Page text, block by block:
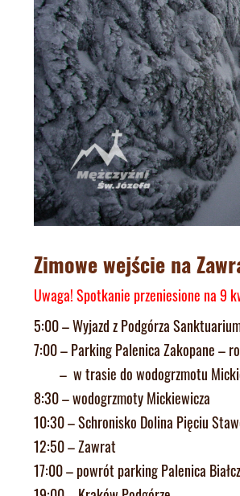
Zimowe wejście na
Uwaga! Spotkanie przeniesione na 9
5:00 – Wyjazd z Podgórza
7:00 – Parking Palenica Zakopane –
– w trasie do wodogrzmotu
8:30 – wodogrzmoty Mickiewicza
10:30 – Schronisko Dolina Pięciu
12:50 –Zawrat
17:00 – powrót parking Palenica